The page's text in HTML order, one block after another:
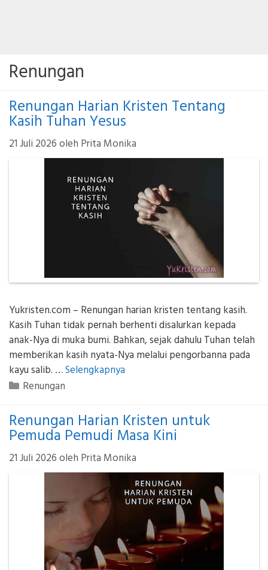
Renungan
Renungan Harian Kristen Tentang
Kasih Tuhan Yesus
21 Juli 2026oleh Prita Monika
Yukristen.com – Renungan harian kristen tentang kasih.
Kasih Tuhan tidak pernah berhenti disalurkan kepada
anak-Nya di muka bumi. Bahkan, sejak dahulu Tuhan telah
memberikan kasih nyata-Nya melalui pengorbanna pada
kayu salib. …Selengkapnya
Kategori
Renungan
Renungan Harian Kristen untuk
Pemuda Pemudi Masa Kini
21 Juli 2026oleh Prita Monika